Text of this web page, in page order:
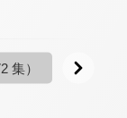
集）